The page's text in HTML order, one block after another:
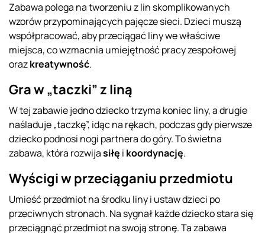
Zabawa polega na tworzeniu z lin skomplikowanych
wzorów przypominających pajęcze sieci. Dzieci muszą
współpracować, aby przeciągać liny we właściwe
miejsca, co wzmacnia umiejętność pracy zespołowej
orazkreatywność.
Gra w „taczki” z liną
W tej zabawie jedno dziecko trzyma koniec liny, a drugie
naśladuje „taczkę”, idąc na rękach, podczas gdy pierwsze
dziecko podnosi nogi partnera do góry. To świetna
zabawa, która rozwijasiłę i koordynację.
Wyścigi w przeciąganiu przedmiotu
Umieść przedmiot na środku liny i ustaw dzieci po
przeciwnych stronach. Na sygnał każde dziecko stara się
przeciągnąć przedmiot na swoją stronę. Ta zabawa